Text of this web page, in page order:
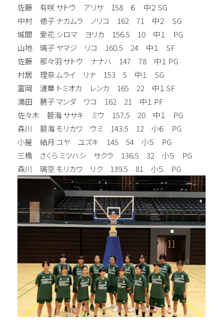
佐藤 有咲 サトウ アリサ 158 ６ 中２ SG
中村 徳子 ナカムラ ノリコ 162 71 中２ SG
城間 愛花 シロマ ヨリカ 156.5 10 中１ PG
山地 璃子 ヤマジ リコ 160.5 24 中１ SF
佐藤 那々羽 サトウ ナナハ 147 78 中１ PG
村居 理奈 ムライ リナ 153 5 中１ SG
富岡 漣華 トミオカ レンカ 165 22 中１ SF
満田 琶子 マンダ ワコ 162 21 中１ PF
佐々木 碧海 ササキ ミウ 157.5 20 中１ PG
森川 碧海 モリカワ ウミ 143.5 12 小６ PG
小屋 結月 コヤ ユズキ 145 54 小５ PG
三橋 さくら ミツハシ サクラ 136.5 32 小５ PG
森川 璃空 モリカワ リク 139.5 81 小５ PG